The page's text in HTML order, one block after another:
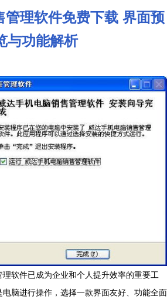
管理软件免费下载 界面预
与功能解析
软件已成为企业和个人提升效率的重要工
脑进行操作，选择一款界面友好、功能全面